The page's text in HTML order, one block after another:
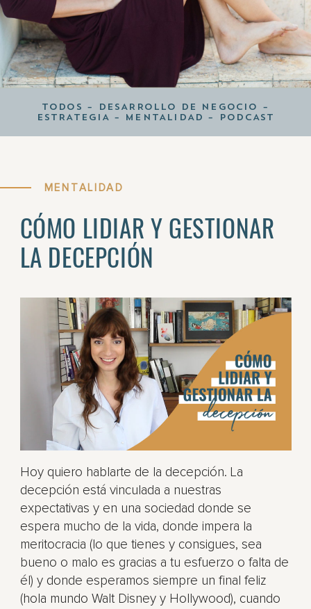
TODOS – DESARROLLO DE NEGOCIO
–
ESTRATEGIA – MENTALIDAD – PODCAST
MENTALIDAD
CÓMO LIDIAR Y GESTIONAR
LA DECEPCIÓN
Hoy quiero hablarte de la decepción. La
decepción está vinculada a nuestras
expectativas y en una sociedad donde se
espera mucho de la vida, donde impera la
meritocracia (lo que tienes y consigues, sea
bueno o malo es gracias a tu esfuerzo o falta de
él) y donde esperamos siempre un final feliz
(hola mundo Walt Disney y Hollywood), cuando